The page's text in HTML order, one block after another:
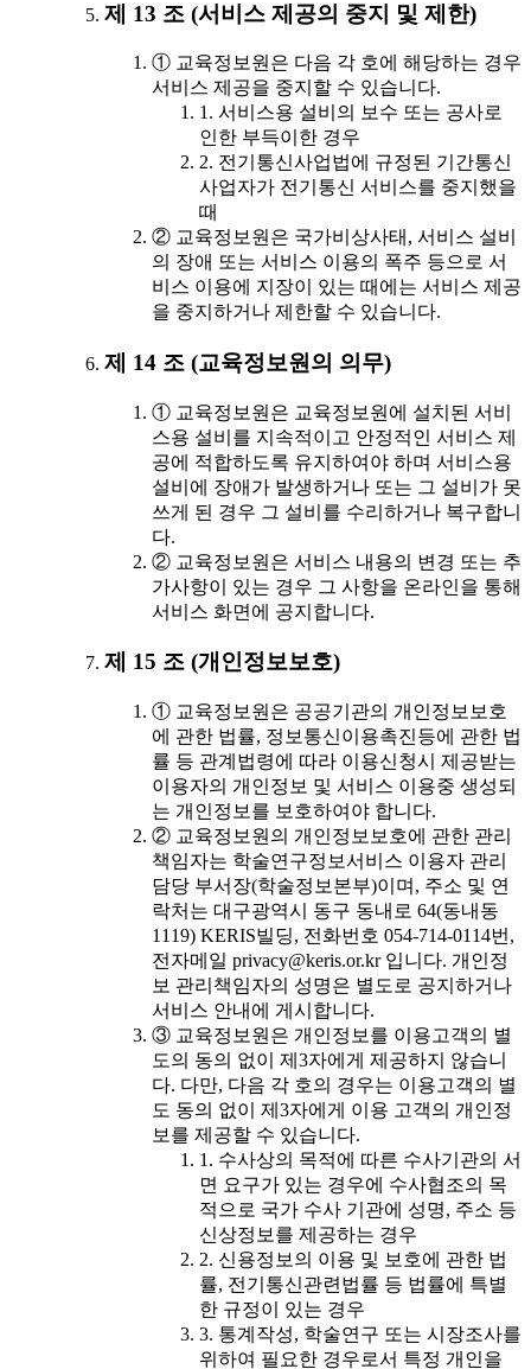
제 13 조 (서비스 제공의 중지 및 제한)
① 교육정보원은 다음 각 호에 해당하는 경우
서비스 제공을 중지할 수 있습니다.
1. 서비스용 설비의 보수 또는 공사로
인한 부득이한 경우
2. 전기통신사업법에 규정된 기간통신
사업자가 전기통신 서비스를 중지했을
때
② 교육정보원은 국가비상사태, 서비스 설비
의 장애 또는 서비스 이용의 폭주 등으로 서
비스 이용에 지장이 있는 때에는 서비스 제공
을 중지하거나 제한할 수 있습니다.
제 14 조 (교육정보원의 의무)
① 교육정보원은 교육정보원에 설치된 서비
스용 설비를 지속적이고 안정적인 서비스 제
공에 적합하도록 유지하여야 하며 서비스용
설비에 장애가 발생하거나 또는 그 설비가 못
쓰게 된 경우 그 설비를 수리하거나 복구합니
다.
② 교육정보원은 서비스 내용의 변경 또는 추
가사항이 있는 경우 그 사항을 온라인을 통해
서비스 화면에 공지합니다.
제 15 조 (개인정보보호)
① 교육정보원은 공공기관의 개인정보보호
에 관한 법률, 정보통신이용촉진등에 관한 법
률 등 관계법령에 따라 이용신청시 제공받는
이용자의 개인정보 및 서비스 이용중 생성되
는 개인정보를 보호하여야 합니다.
② 교육정보원의 개인정보보호에 관한 관리
책임자는 학술연구정보서비스 이용자 관리
담당 부서장(학술정보본부)이며, 주소 및 연
락처는 대구광역시 동구 동내로 64(동내동
1119) KERIS빌딩, 전화번호 054-714-0114번,
전자메일 privacy@keris.or.kr 입니다. 개인정
보 관리책임자의 성명은 별도로 공지하거나
서비스 안내에 게시합니다.
③ 교육정보원은 개인정보를 이용고객의 별
도의 동의 없이 제3자에게 제공하지 않습니
다. 다만, 다음 각 호의 경우는 이용고객의 별
도 동의 없이 제3자에게 이용 고객의 개인정
보를 제공할 수 있습니다.
1. 수사상의 목적에 따른 수사기관의 서
면 요구가 있는 경우에 수사협조의 목
적으로 국가 수사 기관에 성명, 주소 등
신상정보를 제공하는 경우
2. 신용정보의 이용 및 보호에 관한 법
률, 전기통신관련법률 등 법률에 특별
한 규정이 있는 경우
3. 통계작성, 학술연구 또는 시장조사를
위하여 필요한 경우로서 특정 개인을